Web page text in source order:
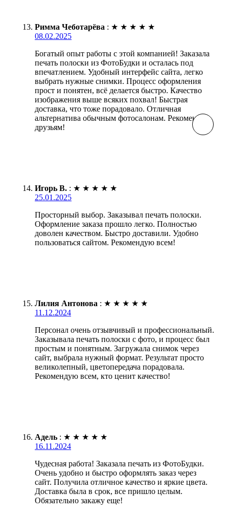
Римма Чеботарёва : ★ ★ ★ ★ ★
08.02.2025
Богатый опыт работы с этой компанией! Заказала
печать полоски из ФотоБудки и осталась под
впечатлением. Удобный интерфейс сайта, легко
выбрать нужные снимки. Процесс оформления
прост и понятен, всё делается быстро. Качество
изображения выше всяких похвал! Быстрая
доставка, что тоже порадовало. Отличная
альтернатива обычным фотосалонам. Рекомендую
друзьям!
Игорь В. : ★ ★ ★ ★ ★
25.01.2025
Просторный выбор. Заказывал печать полоски.
Оформление заказа прошло легко. Полностью
доволен качеством. Быстро доставили. Удобно
пользоваться сайтом. Рекомендую всем!
Лилия Антонова : ★ ★ ★ ★ ★
11.12.2024
Персонал очень отзывчивый и профессиональный.
Заказывала печать полоски с фото, и процесс был
простым и понятным. Загружала снимок через
сайт, выбрала нужный формат. Результат просто
великолепный, цветопередача порадовала.
Рекомендую всем, кто ценит качество!
Адель : ★ ★ ★ ★ ★
16.11.2024
Чудесная работа! Заказала печать из ФотоБудки.
Очень удобно и быстро оформлять заказ через
сайт. Получила отличное качество и яркие цвета.
Доставка была в срок, все пришло целым.
Обязательно закажу еще!